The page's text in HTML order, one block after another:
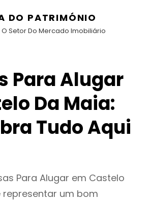
DO PATRIMÓNIO
Setor Do Mercado Imobiliário
Para Alugar
Da Maia:
Tudo Aqui
Para Alugar em Castelo
representar um bom